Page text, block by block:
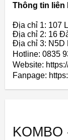
Thông tin liên
Địa chỉ 1: 107
Địa chỉ 2: 16
Địa chỉ 3: N5D
Hotline: 0835
Website:
Fanpage: